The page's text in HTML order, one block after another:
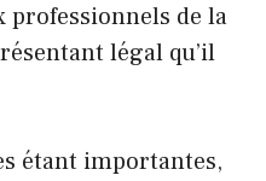
professionnels de la
légal qu’il
étant importantes,